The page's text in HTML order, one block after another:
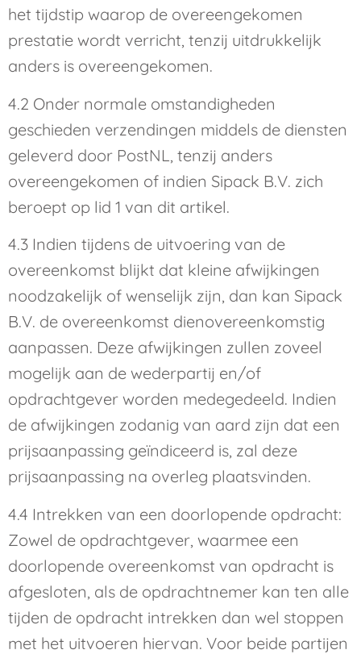
het tijdstip waarop de overeengekomen
prestatie wordt verricht, tenzij uitdrukkelijk
anders is overeengekomen.
4.2 Onder normale omstandigheden
geschieden verzendingen middels de diensten
geleverd door PostNL, tenzij anders
overeengekomen of indien Sipack B.V. zich
beroept op lid 1 van dit artikel.
4.3 Indien tijdens de uitvoering van de
overeenkomst blijkt dat kleine afwijkingen
noodzakelijk of wenselijk zijn, dan kan Sipack
B.V. de overeenkomst dienovereenkomstig
aanpassen. Deze afwijkingen zullen zoveel
mogelijk aan de wederpartij en/of
opdrachtgever worden medegedeeld. Indien
de afwijkingen zodanig van aard zijn dat een
prijsaanpassing geïndiceerd is, zal deze
prijsaanpassing na overleg plaatsvinden.
4.4 Intrekken van een doorlopende opdracht:
Zowel de opdrachtgever, waarmee een
doorlopende overeenkomst van opdracht is
afgesloten, als de opdrachtnemer kan ten alle
tijden de opdracht intrekken dan wel stoppen
met het uitvoeren hiervan. Voor beide partijen